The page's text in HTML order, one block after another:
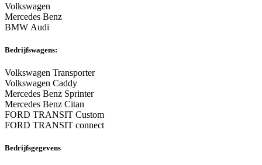
Volkswagen
Mercedes Benz
BMW Audi
Bedrijfswagens:
Volkswagen Transporter
Volkswagen Caddy
Mercedes Benz Sprinter
Mercedes Benz Citan
FORD TRANSIT Custom
FORD TRANSIT connect
Bedrijfsgegevens